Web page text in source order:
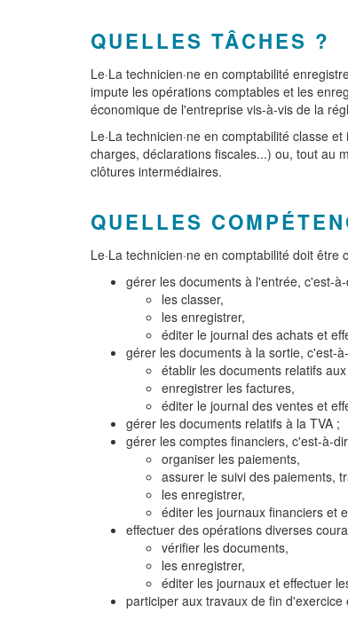
QUELLES TÂCHES ?
Le·La technicien·ne en comptabilité
impute les opérations comptables et les
économique de l'entreprise vis-à-vis de la
Le·La technicien·ne en comptabilité classe
charges, déclarations fiscales...) ou, tout au
clôtures intermédiaires.
QUELLES
Le·La technicien·ne en comptabilité doit être
gérer les documents à l'entrée, c'est-
les classer,
les enregistrer,
éditer le journal des achats et
gérer les documents à la sortie, c'est-
établir les documents relatifs
enregistrer les factures,
éditer le journal des ventes et
gérer les documents relatifs à la TVA ;
gérer les comptes financiers, c'est-à-
organiser les paiements,
assurer le suivi des paiements,
les enregistrer,
éditer les journaux financiers et
effectuer des opérations diverses
vérifier les documents,
les enregistrer,
éditer les journaux et effectuer
participer aux travaux de fin